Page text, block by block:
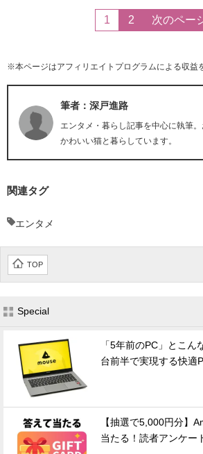
1 2 次のペー
※本ページはアフィリエイトプログラムによる収益
筆者：深戸進路
エンタメ・暮らし記事を中心に執筆
かわいい猫と暮らしています。
関連タグ
エンタメ
TOP
Special
「5年前のPC」とこん
台前半で実現する快適
【抽選で5,000円分】
当たる！読者アンケー